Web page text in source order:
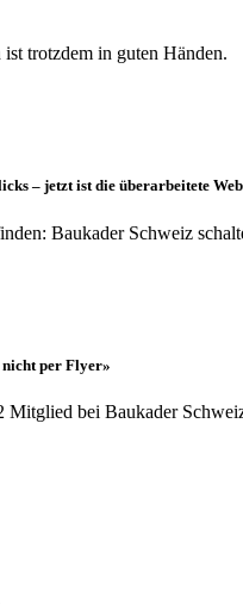
trotzdem in guten Händen.
– jetzt ist die überarbeitete
Baukader Schweiz
per Flyer»
bei Baukader